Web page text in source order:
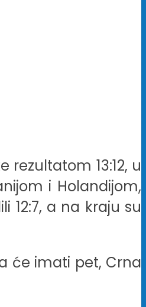
13:12, u
i Holandijom,
12:7, a na kraju su
će imati pet, Crna